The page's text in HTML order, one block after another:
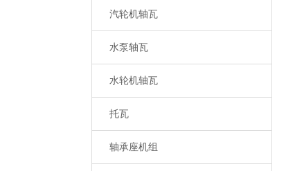
汽轮机轴瓦
水泵轴瓦
水轮机轴瓦
托瓦
轴承座机组